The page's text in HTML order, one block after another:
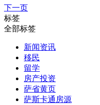
下一页
标签
全部标签
新闻资讯
移民
留学
房产投资
萨省黄页
萨斯卡通房源